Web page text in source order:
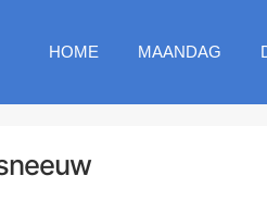
HOME MAANDAG